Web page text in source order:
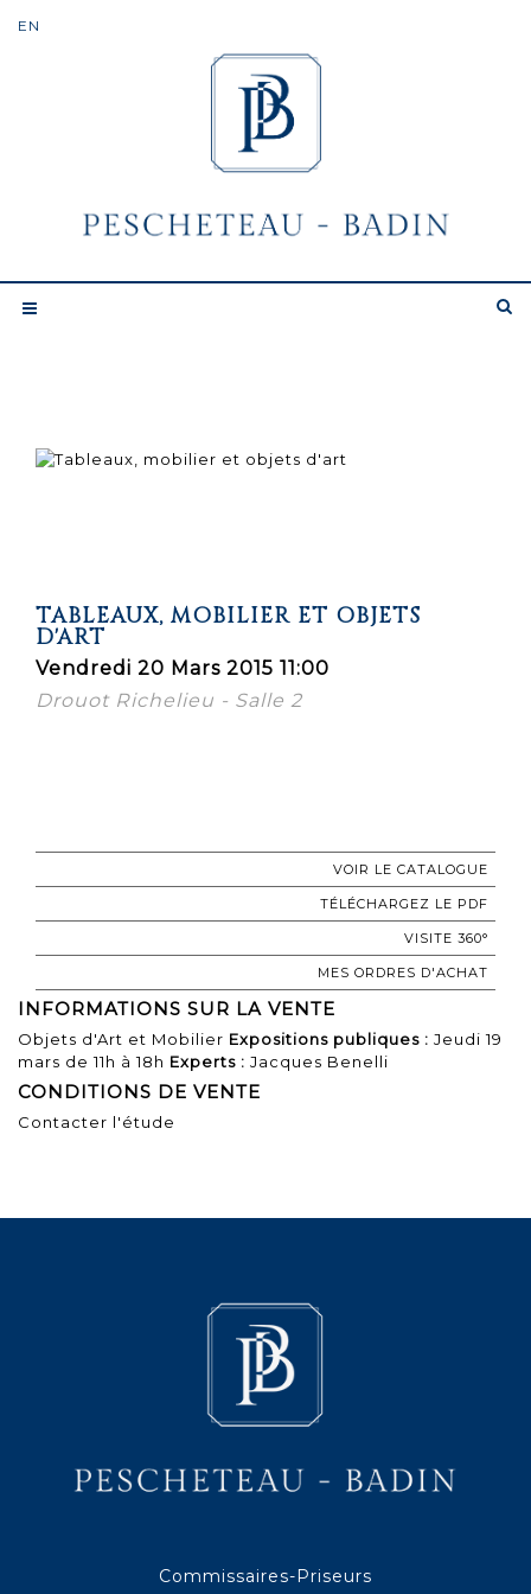
TABLEAUX, MOBILIER ET OBJETS
D'ART
Vendredi 20 Mars 2015 11:00
Drouot Richelieu - Salle 2
VOIR LE CATALOGUE
TÉLÉCHARGEZ LE PDF
VISITE 360°
MES ORDRES D'ACHAT
INFORMATIONS SUR LA VENTE
Objets d'Art et Mobilier Expositions publiques : Jeudi 19
mars de 11h à 18h Experts : Jacques Benelli
CONDITIONS DE VENTE
Contacter l'étude
Commissaires-Priseurs